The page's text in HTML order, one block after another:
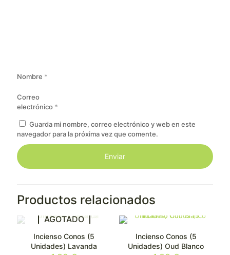
Nombre *
Correo
electrónico *
Guarda mi nombre, correo electrónico y web en este
navegador para la próxima vez que comente.
Productos relacionados
AGOTADO
Incienso Conos (5
Unidades) Lavanda
Incienso Conos (5
Unidades) Oud Blanco